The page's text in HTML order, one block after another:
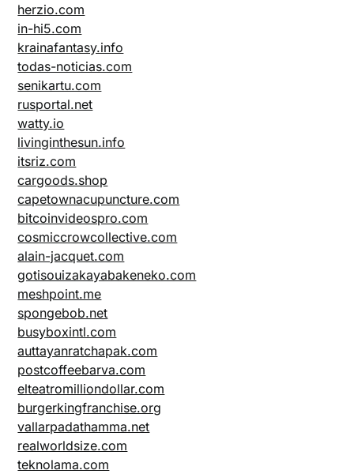
herzio.com
in-hi5.com
krainafantasy.info
todas-noticias.com
senikartu.com
rusportal.net
watty.io
livinginthesun.info
itsriz.com
cargoods.shop
capetownacupuncture.com
bitcoinvideospro.com
cosmiccrowcollective.com
alain-jacquet.com
gotisouizakayabakeneko.com
meshpoint.me
spongebob.net
busyboxintl.com
auttayanratchapak.com
postcoffeebarva.com
elteatromilliondollar.com
burgerkingfranchise.org
vallarpadathamma.net
realworldsize.com
teknolama.com